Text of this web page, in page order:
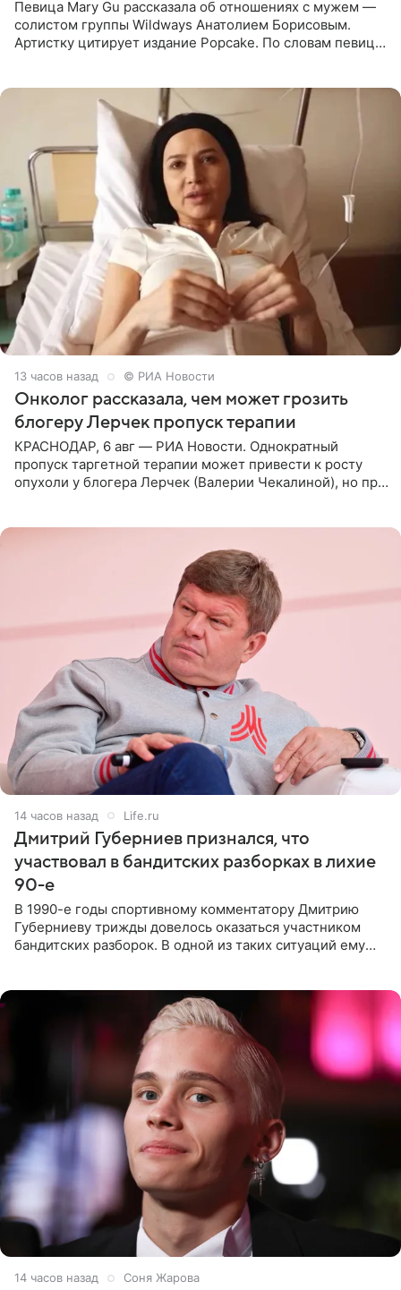
Певица Mary Gu рассказала об отношениях с мужем —
солистом группы Wildways Анатолием Борисовым.
Артистку цитирует издание Popcake. По словам певицы,
13 часов назад © РИА Новости
Онколог рассказала, чем может грозить
блогеру Лерчек пропуск терапии
КРАСНОДАР, 6 авг — РИА Новости. Однократный
пропуск таргетной терапии может привести к росту
опухоли у блогера Лерчек (Валерии Чекалиной), но при
14 часов назад Life.ru
Дмитрий Губерниев признался, что
участвовал в бандитских разборках в лихие
90-е
В 1990-е годы спортивному комментатору Дмитрию
Губерниеву трижды довелось оказаться участником
бандитских разборок. В одной из таких ситуаций ему
14 часов назад Соня Жарова